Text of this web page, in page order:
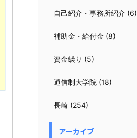
自己紹介・事務所紹介 (6)
補助金・給付金 (8)
資金繰り (5)
通信制大学院 (18)
長崎 (254)
アーカイブ